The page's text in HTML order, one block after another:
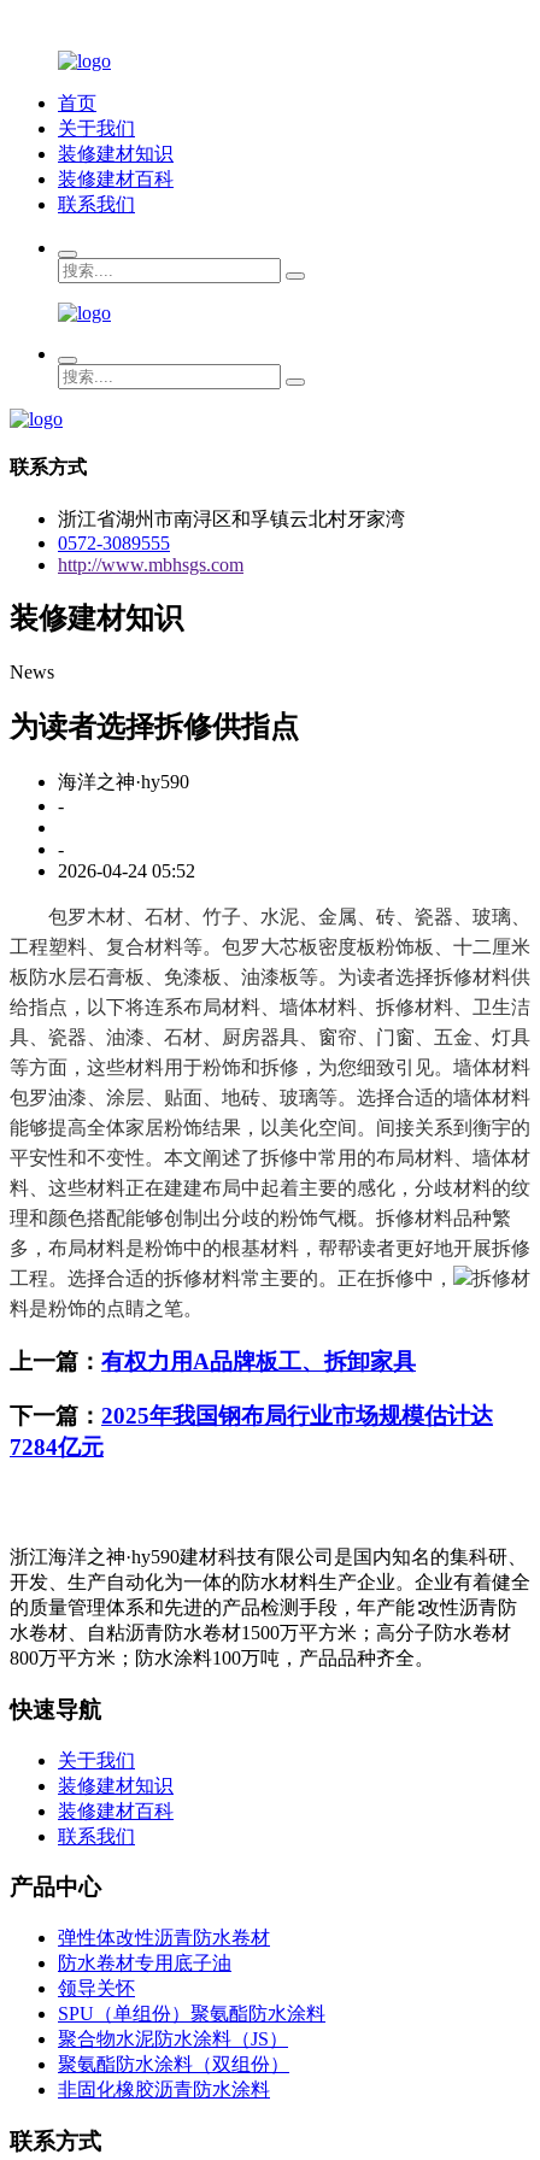
首页
关于我们
装修建材知识
装修建材百科
联系我们
联系方式
浙江省湖州市南浔区和孚镇云北村牙家湾
0572-3089555
http://www.mbhsgs.com
装修建材知识
News
为读者选择拆修供指点
海洋之神·hy590
-
-
2026-04-24 05:52
包罗木材、石材、竹子、水泥、金属、砖、瓷器、玻璃、
工程塑料、复合材料等。包罗大芯板密度板粉饰板、十二厘米
板防水层石膏板、免漆板、油漆板等。为读者选择拆修材料供
给指点，以下将连系布局材料、墙体材料、拆修材料、卫生洁
具、瓷器、油漆、石材、厨房器具、窗帘、门窗、五金、灯具
等方面，这些材料用于粉饰和拆修，为您细致引见。墙体材料
包罗油漆、涂层、贴面、地砖、玻璃等。选择合适的墙体材料
能够提高全体家居粉饰结果，以美化空间。间接关系到衡宇的
平安性和不变性。本文阐述了拆修中常用的布局材料、墙体材
料、这些材料正在建建布局中起着主要的感化，分歧材料的纹
理和颜色搭配能够创制出分歧的粉饰气概。拆修材料品种繁
多，布局材料是粉饰中的根基材料，帮帮读者更好地开展拆修
工程。选择合适的拆修材料常主要的。正在拆修中，
拆修材
料是粉饰的点睛之笔。
上一篇： 有权力用A品牌板工、拆卸家具
下一篇： 2025年我国钢布局行业市场规模估计达
7284亿元
浙江海洋之神·hy590建材科技有限公司是国内知名的集科研、
开发、生产自动化为一体的防水材料生产企业。企业有着健全
的质量管理体系和先进的产品检测手段，年产能∶改性沥青防
水卷材、自粘沥青防水卷材1500万平方米；高分子防水卷材
800万平方米；防水涂料100万吨，产品品种齐全。
快速导航
关于我们
装修建材知识
装修建材百科
联系我们
产品中心
弹性体改性沥青防水卷材
防水卷材专用底子油
领导关怀
SPU（单组份）聚氨酯防水涂料
聚合物水泥防水涂料（JS）
聚氨酯防水涂料（双组份）
非固化橡胶沥青防水涂料
联系方式